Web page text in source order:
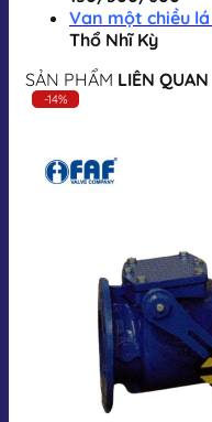
Van một chiều
Thổ Nhĩ Kỳ
SẢN PHẨM LIÊN QUAN
-14%